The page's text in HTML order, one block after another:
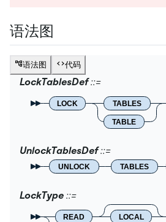
语法图
语法图 代码
LockTablesDef
LOCK TABLES
TABLE
UnlockTablesDef
UNLOCK TABLES
LockType
READ LOCAL